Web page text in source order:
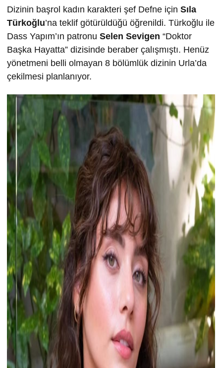
Dizinin başrol kadın karakteri şef Defne için Sıla
Türkoğlu’na teklif götürüldüğü öğrenildi. Türkoğlu ile
Dass Yapım’ın patronu Selen Sevigen “Doktor
Başka Hayatta” dizisinde beraber çalışmıştı. Henüz
yönetmeni belli olmayan 8 bölümlük dizinin Urla’da
çekilmesi planlanıyor.